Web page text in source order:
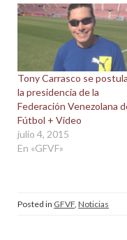
Tony Carrasco se
la presidencia de la
Federación Venezolana
Fútbol + Video
julio 4, 2015
En «GFVF»
Posted in GFVF Noticias